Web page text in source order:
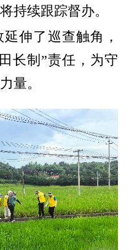
持续跟踪督办。
伸了巡查触角，
长制”责任，为守
量。